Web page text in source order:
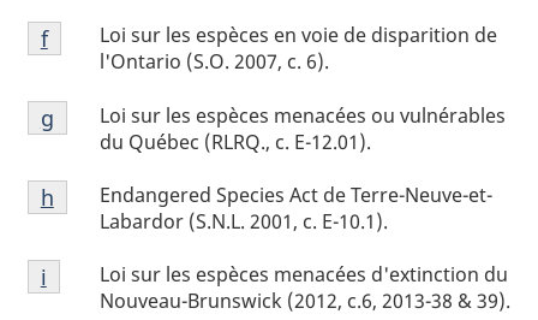
de
e
Notes
de
de
Loi sur les espèces en voie de disparition de
l'Ontario (S.O. 2007, c. 6).
Retour à la référence de la note de bas de page
f
Notes
de
de
g
Loi sur les espèces menacées ou vulnérables
du Québec (RLRQ., c. E-12.01).
Retour à la référence de la note de bas de page
g
Notes
de
de
Endangered Species Act de Terre-Neuve-et-
Labardor (S.N.L. 2001, c. E-10.1).
Retour à la référence de la note de bas de page
h
Notes
de
Loi sur les espèces menacées d'extinction du
Nouveau-Brunswick (2012, c.6, 2013-38 & 39).
Retour à la référence de la note de bas de page
i